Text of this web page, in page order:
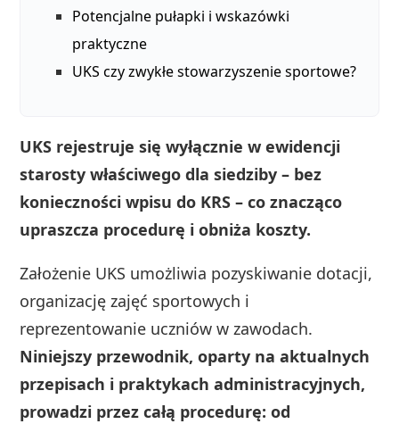
Potencjalne pułapki i wskazówki
praktyczne
UKS czy zwykłe stowarzyszenie sportowe?
UKS rejestruje się wyłącznie w ewidencji
starosty właściwego dla siedziby – bez
konieczności wpisu do KRS – co znacząco
upraszcza procedurę i obniża koszty.
Założenie UKS umożliwia pozyskiwanie dotacji,
organizację zajęć sportowych i
reprezentowanie uczniów w zawodach.
Niniejszy przewodnik, oparty na aktualnych
przepisach i praktykach administracyjnych,
prowadzi przez całą procedurę: od